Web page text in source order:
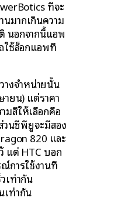
ที่จะ
มากเกินความ
นอกจากนี้แอพ
ใช้ล็อกแอพที่
างจำหน่ายนั้น
ายน) แต่ราคา
มสีให้เลือกคือ
วนซีพียูจะมีสอง
820 และ
แต่ HTC บอก
การใช้งานที่
เท่ากัน
เท่ากัน